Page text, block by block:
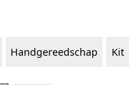
Handgereedschap Kit